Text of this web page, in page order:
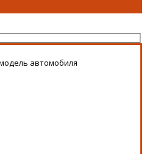
автомобиля